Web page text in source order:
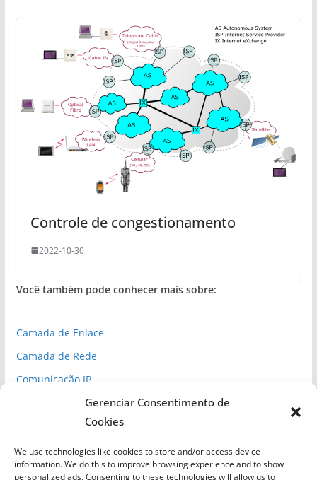
Gerenciar Consentimento de
Cookies
We use technologies like cookies to store and/or access device
information. We do this to improve browsing experience and to show
personalized ads. Consenting to these technologies will allow us to
Controle de congestionamento
2022-10-30
Você também pode conhecer mais sobre:
Camada de Enlace
Camada de Rede
Comunicação IP
Espaço Cibernético
Inteligência Competitiva
Normas de Segurança